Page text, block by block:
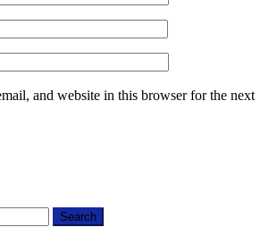
and website in this browser for the next